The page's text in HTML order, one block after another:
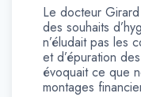
Le docteur
des souhaits
n’éludait pas les
et d’épuration
évoquait ce que
montages